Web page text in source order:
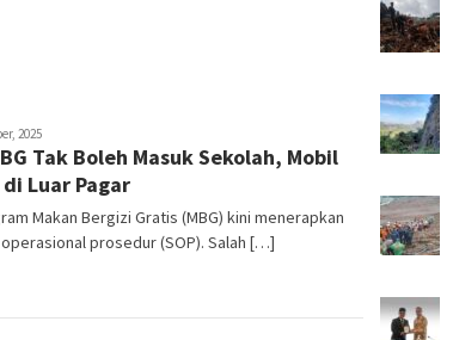
2025
Tak Boleh Masuk Sekolah, Mobil
Luar Pagar
Makan Bergizi Gratis (MBG) kini menerapkan
prosedur (SOP). Salah […]